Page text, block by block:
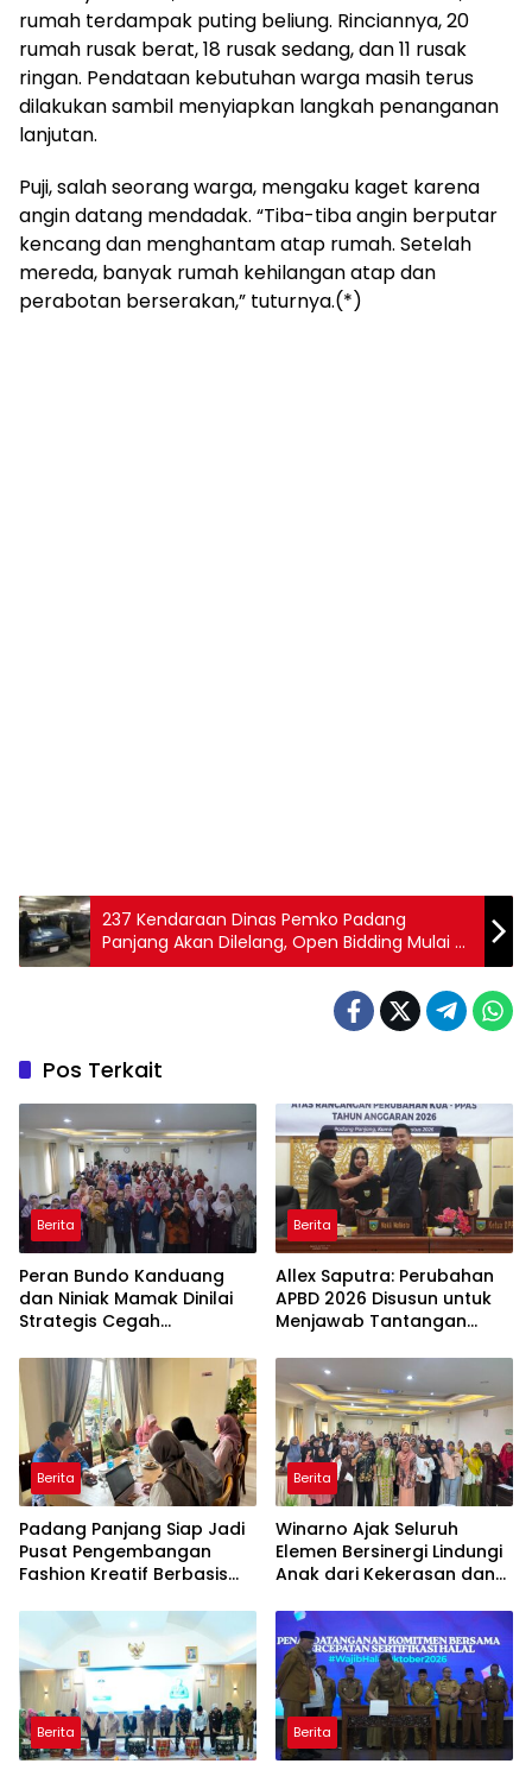
rumah terdampak puting beliung. Rinciannya, 20
rumah rusak berat, 18 rusak sedang, dan 11 rusak
ringan. Pendataan kebutuhan warga masih terus
dilakukan sambil menyiapkan langkah penanganan
lanjutan.
Puji, salah seorang warga, mengaku kaget karena
angin datang mendadak. “Tiba-tiba angin berputar
kencang dan menghantam atap rumah. Setelah
mereda, banyak rumah kehilangan atap dan
perabotan berserakan,” tuturnya.(*)
237 Kendaraan Dinas Pemko Padang
Panjang Akan Dilelang, Open Bidding Mulai 4
Desember
Pos Terkait
Berita
Peran Bundo Kanduang
dan Niniak Mamak Dinilai
Strategis Cegah
Berita
Allex Saputra: Perubahan
APBD 2026 Disusun untuk
Menjawab Tantangan
Berita
Padang Panjang Siap Jadi
Pusat Pengembangan
Fashion Kreatif Berbasis
Berita
Winarno Ajak Seluruh
Elemen Bersinergi Lindungi
Anak dari Kekerasan dan
Berita Berita